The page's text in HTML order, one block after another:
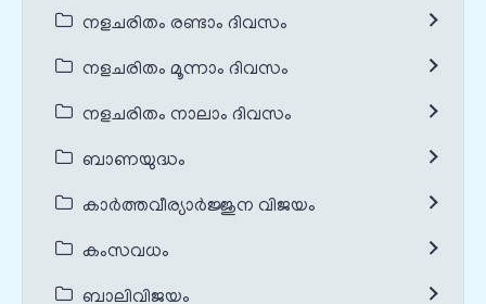
നളചരിതം രണ്ടാം ദിവസം
നളചരിതം മൂന്നാം ദിവസം
നളചരിതം നാലാം ദിവസം
ബാണയുദ്ധം
കാർത്തവീര്യാർജ്ജുന വിജയം
കംസവധം
ബാലിവിജയം